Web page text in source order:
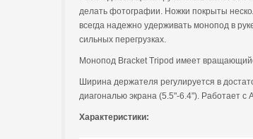
делать фотографии. Ножки покрыты
всегда надежно удерживать монопод в
сильных перегрузках.
Монопод Bracket Tripod имеет
Ширина держателя регулируется в
диагональю экрана (5.5"-6.4"). Работает с
Характеристики: